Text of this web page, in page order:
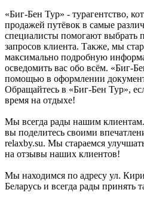
«Биг-Бен Тур» - турагентство,
продажей путёвок в самые
специалисты помогают выбрать
запросов клиента. Также, мы
максимально подробную
осведомить вас обо всём. «Биг-
помощью в оформлении
Обращайтесь в «Биг-Бен Тур»,
время на отдыхе!
Мы всегда рады нашим
вы поделитесь своими
relaxby.su. Мы стараемся
на отзывы наших клиентов!
Мы находимся по адресу ул.
Беларусь и всегда рады принять